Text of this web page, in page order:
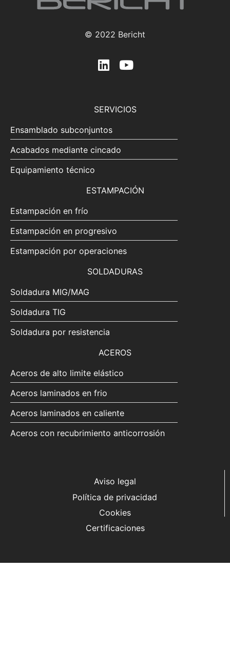
© 2022 Bericht
SERVICIOS
Ensamblado subconjuntos
Acabados mediante cincado
Equipamiento técnico
ESTAMPACIÓN
Estampación en frío
Estampación en progresivo
Estampación por operaciones
SOLDADURAS
Soldadura MIG/MAG
Soldadura TIG
Soldadura por resistencia
ACEROS
Aceros de alto limite elástico
Aceros laminados en frio
Aceros laminados en caliente
Aceros con recubrimiento anticorrosión
Aviso legal
Política de privacidad
Cookies
Certificaciones